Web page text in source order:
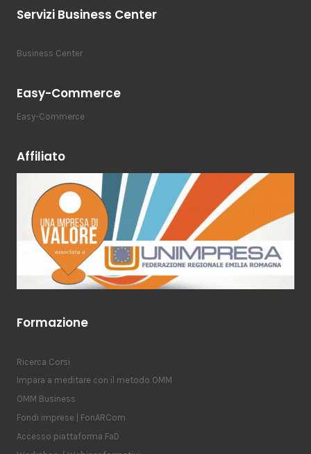
Servizi Business Center
Business Center
Easy-Commerce
Easy-Commerce
Affiliato
Formazione
Ricerca Corsi
Impara a meditare con il metodo OMM
OMM Business
Fondi imprese | FonARCom
Accesso piattaforma FaD